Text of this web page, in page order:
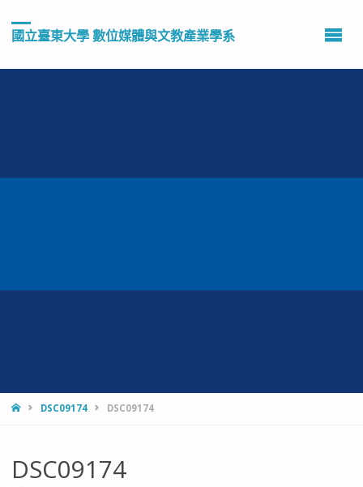
國立臺東大學 數位媒體與文教產業學系
HOMEDSC09174 DSC09174
DSC09174